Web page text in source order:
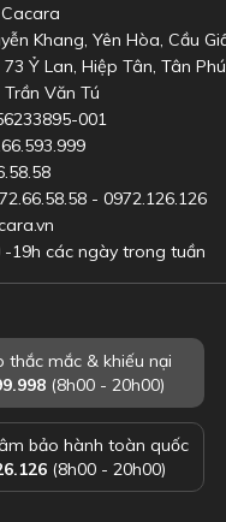
Khang, Yên Hòa, Cầu
73 Ỷ Lan, Hiệp Tân, Tân
Văn Tú
001
- 0972.126.126
-19h các ngày trong tuần
thắc mắc & khiếu nại
(8h00 - 20h00)
bảo hành toàn quốc
(8h00 - 20h00)